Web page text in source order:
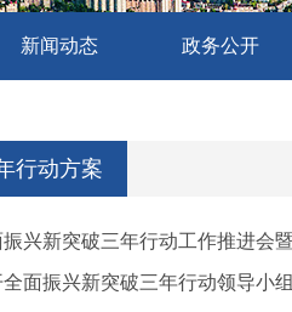
新闻动态 政务公开
行动方案
兴新突破三年行动工作推进会
面振兴新突破三年行动领导小